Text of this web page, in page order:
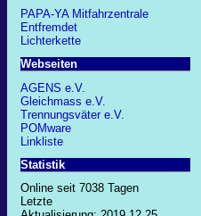
PAPA-YA Mitfahrzentrale
Entfremdet
Lichterkette
Webseiten
AGENS e.V.
Gleichmass e.V.
Trennungsväter e.V.
POMware
Linkliste
Statistik
Online seit 7038 Tagen
Letzte